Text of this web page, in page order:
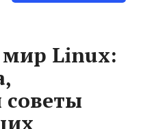
Linux:
советы